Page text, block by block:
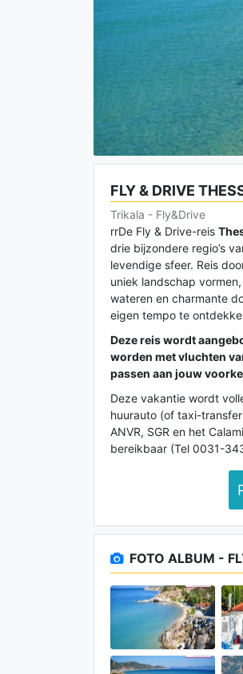
FLY & DRIVE
Trikala - Fly&Drive
rrDe Fly & Drive-reis
drie bijzondere regio’s
levendige sfeer. Reis
uniek landschap
wateren en charmante
eigen tempo te
Deze reis wordt
worden met vluchten
passen aan jouw
Deze vakantie wordt
huurauto (of taxi-
ANVR, SGR en het
bereikbaar (Tel 0031-
FOTO ALBUM -